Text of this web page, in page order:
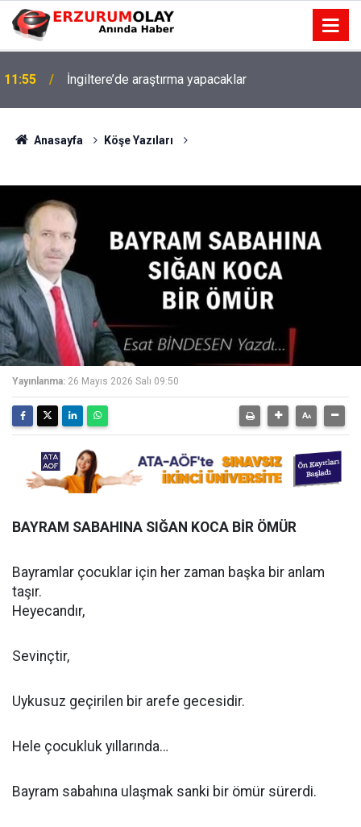
11:55 İngiltere’de araştırma yapacaklar
Anasayfa Köşe Yazıları
Yayınlanma: 26 Mayıs 2026 Salı 09:50
BAYRAM SABAHINA SIĞAN KOCA BİR ÖMÜR
Bayramlar çocuklar için her zaman başka bir anlam
taşır.
Heyecandır,
Sevinçtir,
Uykusuz geçirilen bir arefe gecesidir.
Hele çocukluk yıllarında…
Bayram sabahına ulaşmak sanki bir ömür sürerdi.